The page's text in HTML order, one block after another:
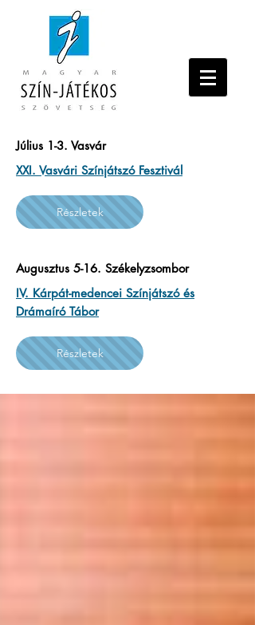
Július 1-3. Vasvár
XXI. Vasvári Színjátszó Fesztivál
Részletek
Augusztus 5-16. Székelyzsombor
IV. Kárpát-medencei Színjátszó és
Drámaíró Tábor
Részletek